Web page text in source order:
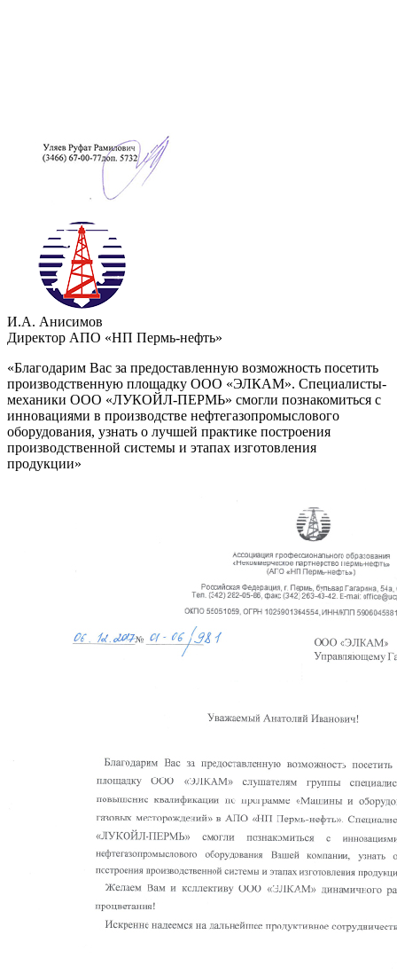
И.А. Анисимов
Директор АПО «НП Пермь-нефть»
«Благодарим Вас за предоставленную возможность посетить
производственную площадку ООО «ЭЛКАМ». Специалисты-
механики ООО «ЛУКОЙЛ-ПЕРМЬ» смогли познакомиться с
инновациями в производстве нефтегазопромыслового
оборудования, узнать о лучшей практике построения
производственной системы и этапах изготовления
продукции»